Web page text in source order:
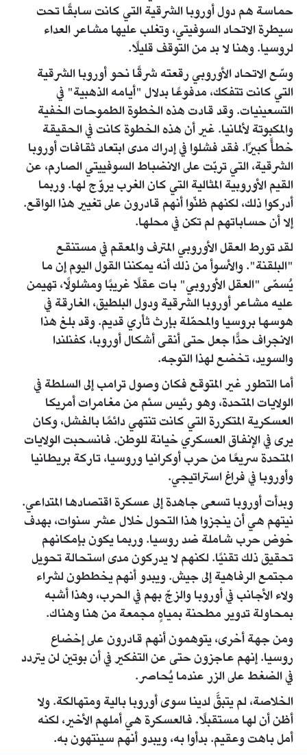
حماسة هم دول أوروبا الشرقية التي كانت سابقًا تحت
سيطرة الاتحاد السوفيتي، وتغلب عليها مشاعر العداء
لروسيا. وهنا لا بد من التوقف قليلًا.
وسّع الاتحاد الأوروبي رقعته شرقًا نحو أوروبا الشرقية
التي كانت تتفكك، مدفوعًا بدلال "أيامه الذهبية" في
التسعينيات. وقد قادت هذه الخطوة الطموحات الخفية
والمكبوتة لألمانيا. غير أن هذه الخطوة كانت في الحقيقة
خطأً كبيرًا. فقد فشلوا في إدراك مدى ابتعاد ثقافات أوروبا
الشرقية، التي تربّت على الانضباط السوفييتي الصارم، عن
القيم الأوروبية المثالية التي كان الغرب يروّج لها. وربما
أدركوا ذلك، لكنهم ظنّوا أنهم قادرون على تغيير هذا الواقع.
إلا أن حساباتهم لم تكن في محلها.
لقد تورط العقل الأوروبي المترف والمعقم في مستنقع
"البلقنة". والأسوأ من ذلك أنه يمكننا القول اليوم إن ما
يُسمّى "العقل الأوروبي" بات عقلًا غريبًا ومشلولًا، تهيمن
عليه مشاعر أوروبا الشرقية ودول البلطيق، الغارقة في
هوسها بروسيا والمحمّلة بإرث ثأري قديم. وقد بلغ هذا
الانجراف حدًّا جعل حتى أنقى أشكال أوروبا، كفنلندا
والسويد، تخضع لهذا التوجه.
أما التطور غير المتوقع فكان وصول ترامب إلى السلطة في
الولايات المتحدة، وهو رئيس سئم من مغامرات أمريكا
العسكرية المتكررة التي كانت تنتهي دائمًا بالفشل، وكان
يرى في الإنفاق العسكري خيانة للوطن. فانسحبت الولايات
المتحدة سريعًا من حرب أوكرانيا وروسيا، تاركة بريطانيا
وأوروبا في فراغ استراتيجي.
وبدأت أوروبا تسعى جاهدة إلى عسكرة اقتصادها المتداعي.
نيتهم هي أن ينجزوا هذا التحول خلال عشر سنوات، بهدف
خوض حرب شاملة ضد روسيا. وربما يكون بإمكانهم
تحقيق ذلك تقنيًا. لكنهم لا يدركون مدى استحالة تحويل
مجتمع الرفاهية إلى جيش. ويبدو أنهم يخططون لشراء
ولاء الأجانب في أوروبا والزجّ بهم في الحرب، وهذا أشبه
بمحاولة تدوير مطحنة بمياهٍ مجمعة من هنا وهناك.
ومن جهة أخرى، يتوهمون أنهم قادرون على إخضاع
روسيا. إنهم عاجزون حتى عن التفكير في أن بوتين لن يتردد
في الضغط على الزر عندما يُحاصر.
الخلاصة، لم يتبقَّ لدينا سوى أوروبا بالية ومتهالكة. ولا
أظن أن لها مستقبلًا. فالعسكرة هي أملهم الأخير، لكنه
أمل باهت وعقيم. بدأوا به، ويبدو أنهم سينتهون به.